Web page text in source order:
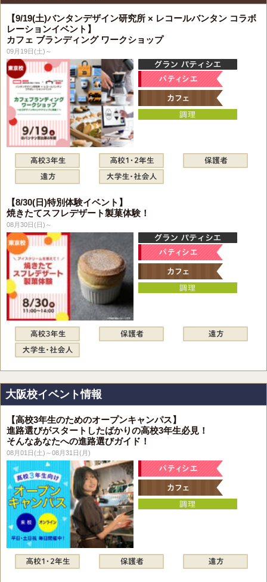
【9/19(土)バンタンデザイン研究所 × レコールバンタン コラボ
レーションイベント】
カフェ ブランディング ワークショップ
09月19日(土)～
【8/30(日)特別体験イベント】
焼きたてスフレデザート製菓体験！
08月30日(日)～
大阪校イベント情報
【高校3年生のためのオープンキャンパス】
進路選びがスタートしたばかりの高校3年生必見！
そんなあなたへの進路選びガイド！
08月01日(土)～08月31日(月)